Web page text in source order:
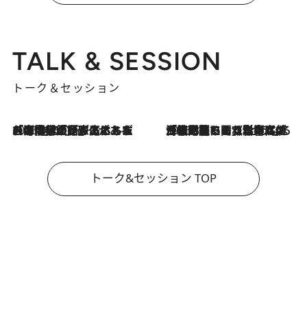
TALK & SESSION
トーク＆セッション
2026.8.3
「今後値上げがあるとすれば…」「リスクがあるのは今年の冬」エネルギー専門家が語る、ホルムズ海峡封鎖が家庭にもたらす“ある心配” 2026.8.3
「住宅建てられない…」「サーチャージ料の高値が続いている」ホルムズ海峡封鎖による影響はいつまで続く？《エネルギー専門家に聞く“どうなる日本の暮らし”》
トーク&セッション TOP